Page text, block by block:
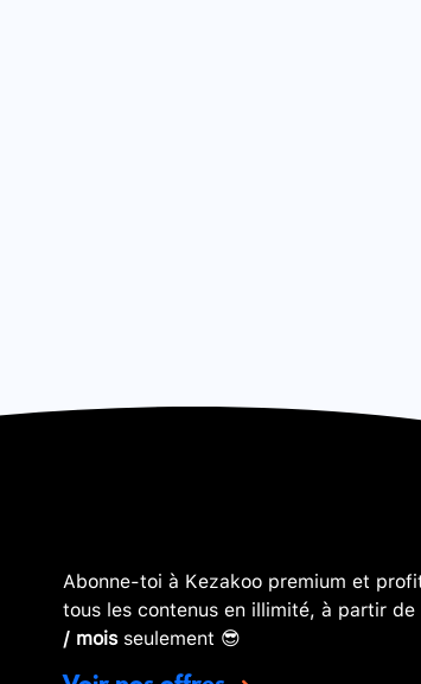
Abonne-toi à Kezakoo premium et
tous les contenus en illimité, à partir de
/ moisseulement 😎